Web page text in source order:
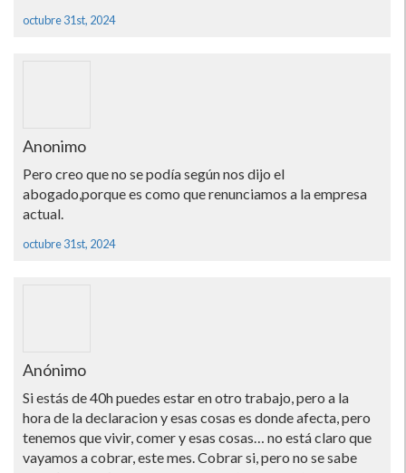
octubre 31st, 2024
Anonimo
Pero creo que no se podía según nos dijo el
abogado,porque es como que renunciamos a la empresa
actual.
octubre 31st, 2024
Anónimo
Si estás de 40h puedes estar en otro trabajo, pero a la
hora de la declaracion y esas cosas es donde afecta, pero
tenemos que vivir, comer y esas cosas… no está claro que
vayamos a cobrar, este mes. Cobrar si, pero no se sabe